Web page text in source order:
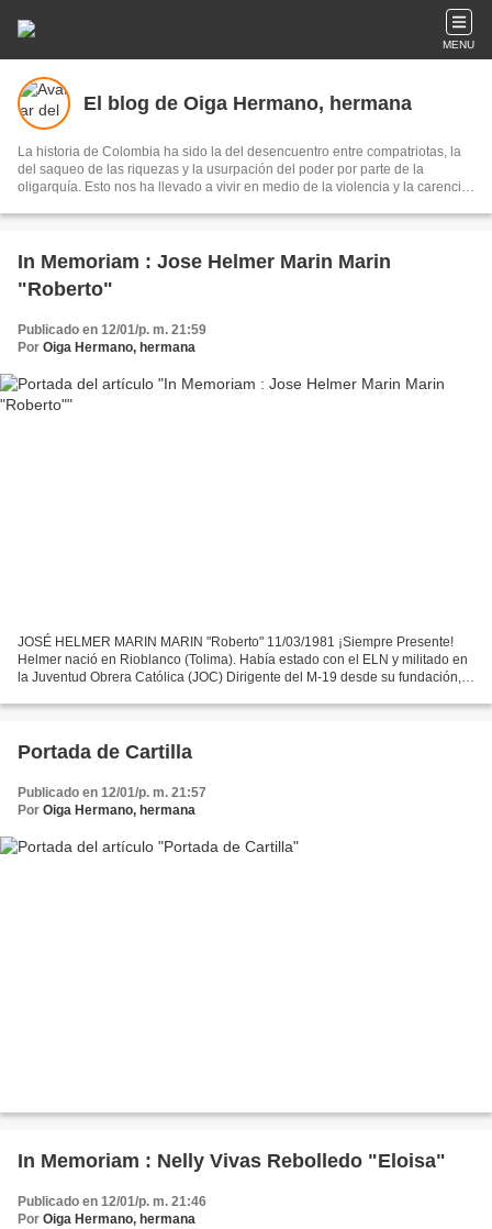
MENU
El blog de Oiga Hermano, hermana
La historia de Colombia ha sido la del desencuentro entre compatriotas, la
del saqueo de las riquezas y la usurpación del poder por parte de la
oligarquía. Esto nos ha llevado a vivir en medio de la violencia y la carencia
esta realidad. Destacados hombres y mujeres del M-19, junto a vigorosos
sociedad justa, democrática y en Paz.
In Memoriam : Jose Helmer Marin Marin
"Roberto"
Publicado en 12/01/p. m. 21:59
Por Oiga Hermano, hermana
JOSÉ HELMER MARIN MARIN "Roberto" 11/03/1981 ¡Siempre Presente!
Helmer nació en Rioblanco (Tolima). Había estado con el ELN y militado en
la Juventud Obrera Católica (JOC) Dirigente del M-19 desde su fundación,
Portada de Cartilla
Publicado en 12/01/p. m. 21:57
Por Oiga Hermano, hermana
In Memoriam : Nelly Vivas Rebolledo "Eloisa"
Publicado en 12/01/p. m. 21:46
Por Oiga Hermano, hermana